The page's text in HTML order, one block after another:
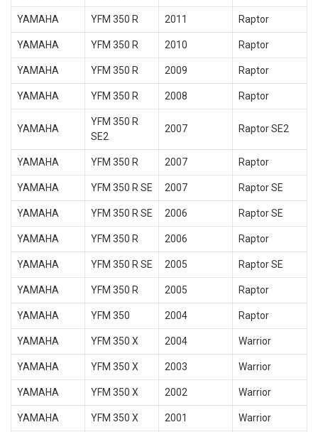
YAMAHA YFM 350 R 2011 Raptor
YAMAHA YFM 350 R 2010 Raptor
YAMAHA YFM 350 R 2009 Raptor
YAMAHA YFM 350 R 2008 Raptor
YAMAHA
YFM 350 R
SE2
2007 Raptor SE2
YAMAHA YFM 350 R 2007 Raptor
YAMAHA YFM 350 R SE 2007 Raptor SE
YAMAHA YFM 350 R SE 2006 Raptor SE
YAMAHA YFM 350 R 2006 Raptor
YAMAHA YFM 350 R SE 2005 Raptor SE
YAMAHA YFM 350 R 2005 Raptor
YAMAHA YFM 350 2004 Raptor
YAMAHA YFM 350 X 2004 Warrior
YAMAHA YFM 350 X 2003 Warrior
YAMAHA YFM 350 X 2002 Warrior
YAMAHA YFM 350 X 2001 Warrior